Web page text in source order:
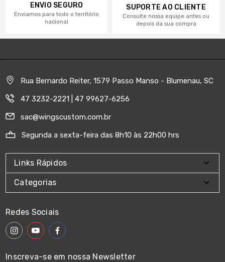
ENVIO SEGURO
Enviamos para todo o território
nacional
SUPORTE AO CLIENTE
Consulte nossa equipe antes ou
depois da sua compra
Rua Bernardo Reiter, 1579 Passo Manso - Blumenau, SC
47 3232-2221 | 47 99627-6256
sac@wingscustom.com.br
Segunda a sexta-feira das 8h10 às 22h00 hrs
Links Rápidos
Categorias
Redes Sociais
Inscreva-se em nossa Newsletter